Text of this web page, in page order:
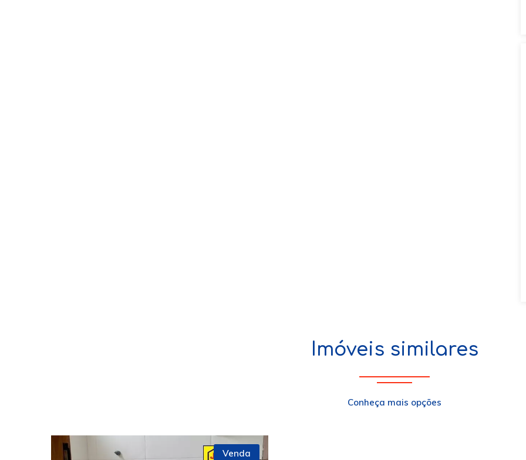
Imóveis similares
Conheça mais opções
Venda